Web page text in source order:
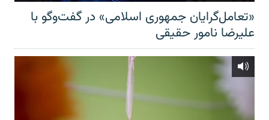
«تعامل‌گرایان جمهوری اسلامی» در گفت‌وگو با
علیرضا نامور حقیقی